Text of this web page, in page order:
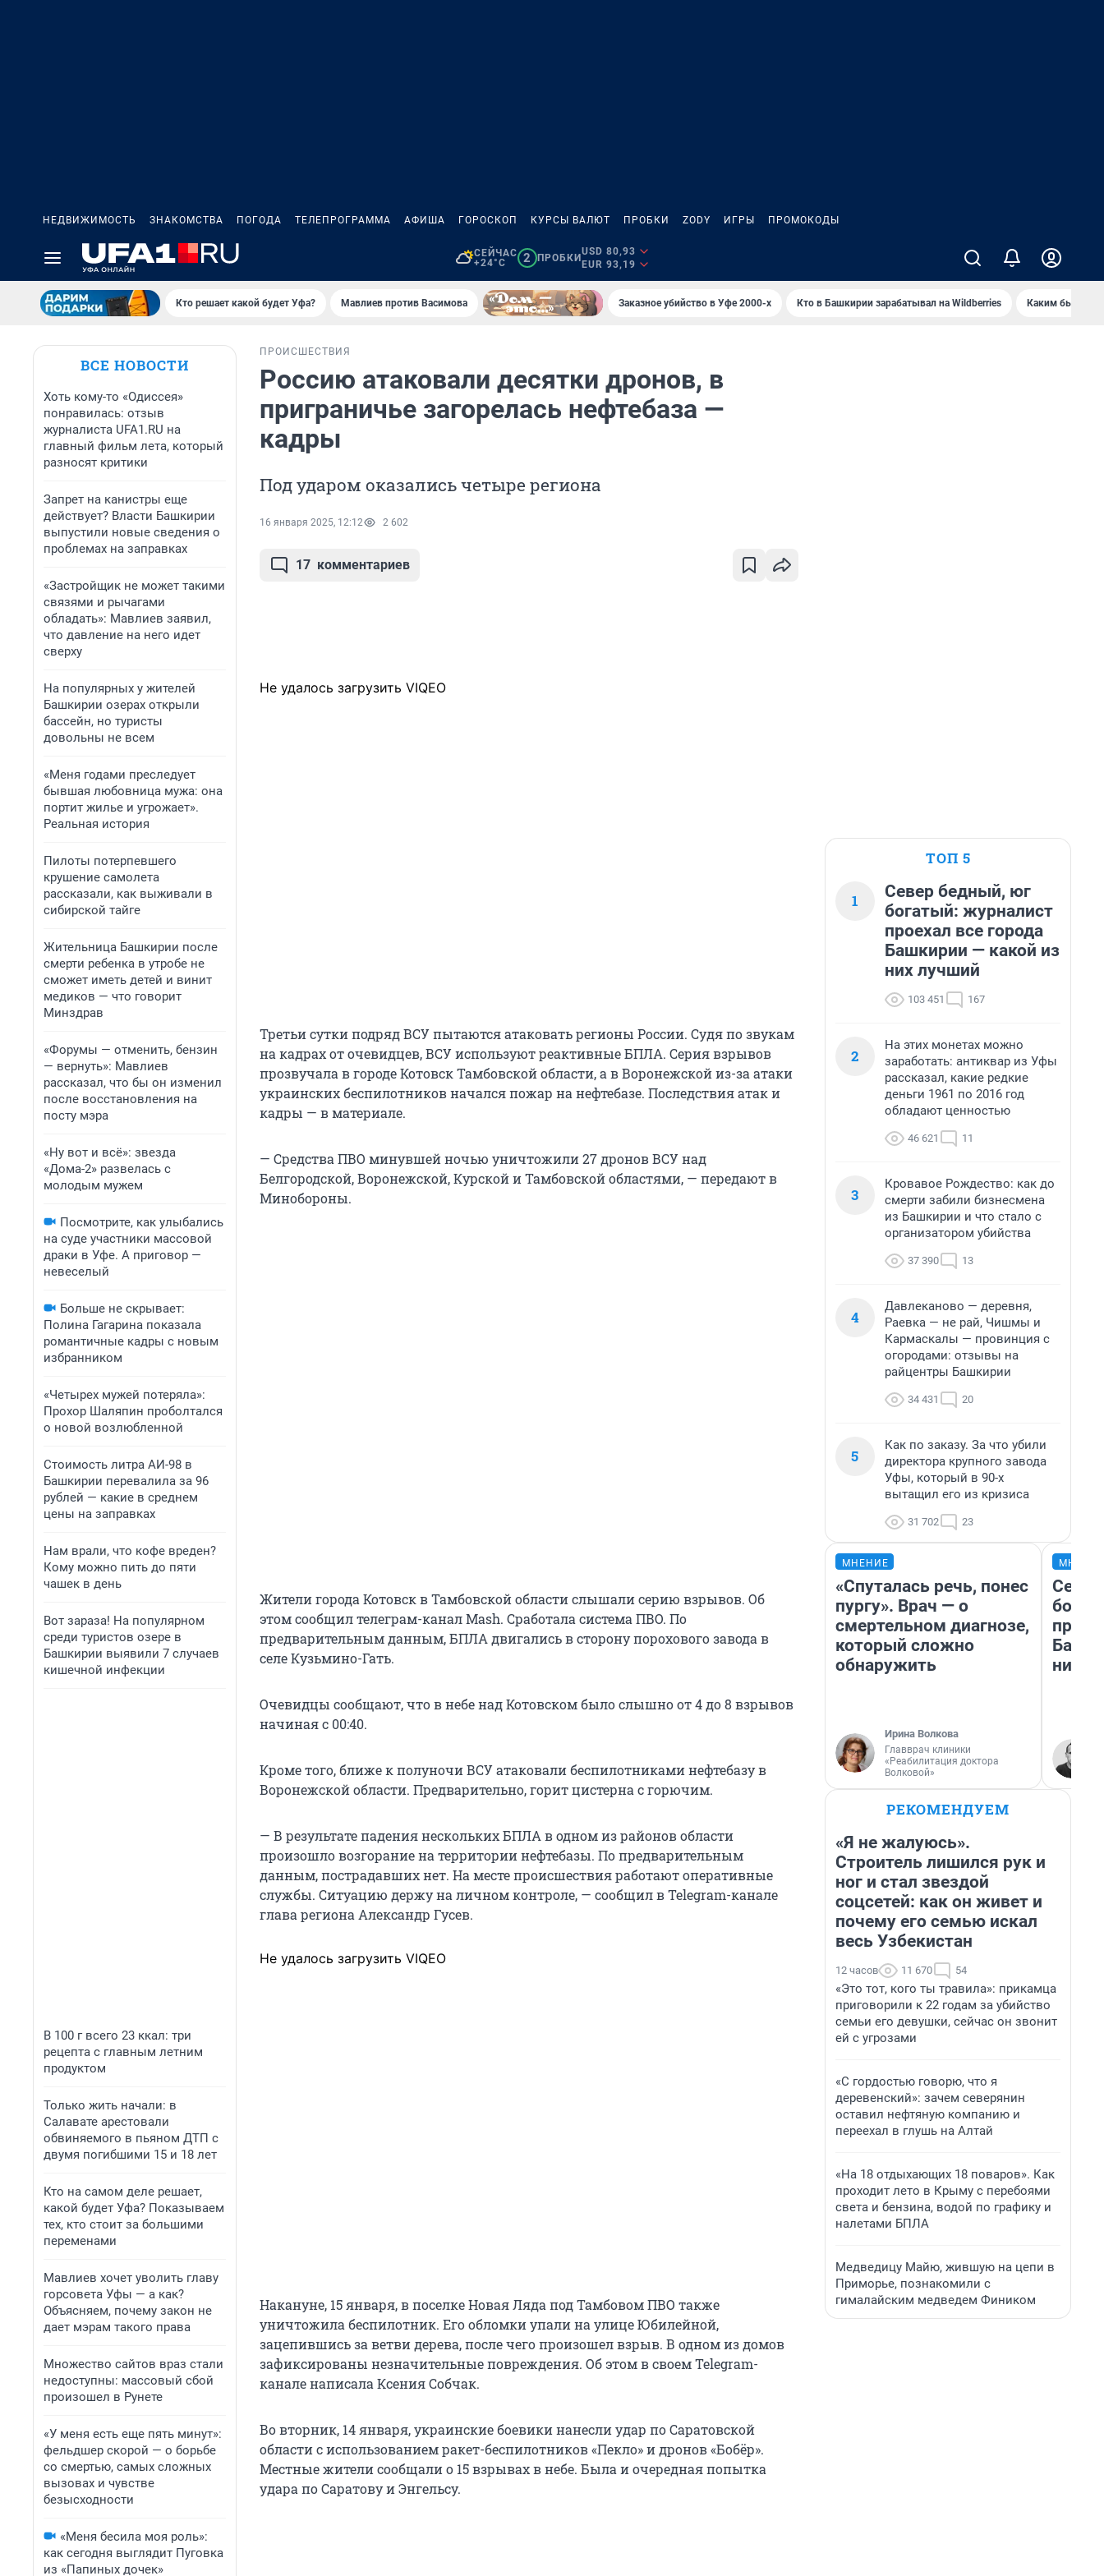
НЕДВИЖИМОСТЬ ЗНАКОМСТВА ПОГОДА ТЕЛЕПРОГРАММА АФИША ГОРОСКОП КУРСЫ ВАЛЮТ ПРОБКИ ZODY ИГРЫ ПРОМОКОДЫ
СЕЙЧАС
+24°C
2 ПРОБКИ
USD 80,93
EUR 93,19
Кто решает какой будет Уфа? Мавлиев против Васимова Заказное убийство в Уфе 2000-х Кто в Башкирии зарабатывал на Wildberries Каким было
ВСЕ НОВОСТИ
Хоть кому-то «Одиссея»
понравилась: отзыв
журналиста UFA1.RU на
главный фильм лета, который
разносят критики
Запрет на канистры еще
действует? Власти Башкирии
выпустили новые сведения о
проблемах на заправках
«Застройщик не может такими
связями и рычагами
обладать»: Мавлиев заявил,
что давление на него идет
сверху
На популярных у жителей
Башкирии озерах открыли
бассейн, но туристы
довольны не всем
«Меня годами преследует
бывшая любовница мужа: она
портит жилье и угрожает».
Реальная история
Пилоты потерпевшего
крушение самолета
рассказали, как выживали в
сибирской тайге
Жительница Башкирии после
смерти ребенка в утробе не
сможет иметь детей и винит
медиков — что говорит
Минздрав
«Форумы — отменить, бензин
— вернуть»: Мавлиев
рассказал, что бы он изменил
после восстановления на
посту мэра
«Ну вот и всё»: звезда
«Дома-2» развелась с
молодым мужем
Посмотрите, как улыбались
на суде участники массовой
драки в Уфе. А приговор —
невеселый
Больше не скрывает:
Полина Гагарина показала
романтичные кадры с новым
избранником
«Четырех мужей потеряла»:
Прохор Шаляпин проболтался
о новой возлюбленной
Стоимость литра АИ-98 в
Башкирии перевалила за 96
рублей — какие в среднем
цены на заправках
Нам врали, что кофе вреден?
Кому можно пить до пяти
чашек в день
Вот зараза! На популярном
среди туристов озере в
Башкирии выявили 7 случаев
кишечной инфекции
В 100 г всего 23 ккал: три
рецепта с главным летним
продуктом
Только жить начали: в
Салавате арестовали
обвиняемого в пьяном ДТП с
двумя погибшими 15 и 18 лет
Кто на самом деле решает,
какой будет Уфа? Показываем
тех, кто стоит за большими
переменами
Мавлиев хочет уволить главу
горсовета Уфы — а как?
Объясняем, почему закон не
дает мэрам такого права
Множество сайтов враз стали
недоступны: массовый сбой
произошел в Рунете
«У меня есть еще пять минут»:
фельдшер скорой — о борьбе
со смертью, самых сложных
вызовах и чувстве
безысходности
«Меня бесила моя роль»:
как сегодня выглядит Пуговка
из «Папиных дочек»
ПРОИСШЕСТВИЯ
Россию атаковали десятки дронов, в
приграничье загорелась нефтебаза —
кадры
Под ударом оказались четыре региона
16 января 2025, 12:12 2 602
17 комментариев
Не удалось загрузить VIQEO
Третьи сутки подряд ВСУ пытаются атаковать регионы России. Судя по звукам
на кадрах от очевидцев, ВСУ используют реактивные БПЛА. Серия взрывов
прозвучала в городе Котовск Тамбовской области, а в Воронежской из-за атаки
украинских беспилотников начался пожар на нефтебазе. Последствия атак и
кадры — в материале.
— Средства ПВО минувшей ночью уничтожили 27 дронов ВСУ над
Белгородской, Воронежской, Курской и Тамбовской областями, — передают в
Минобороны.
Жители города Котовск в Тамбовской области слышали серию взрывов. Об
этом сообщил телеграм-канал Mash. Сработала система ПВО. По
предварительным данным, БПЛА двигались в сторону порохового завода в
селе Кузьмино-Гать.
Очевидцы сообщают, что в небе над Котовском было слышно от 4 до 8 взрывов
начиная с 00:40.
Кроме того, ближе к полуночи ВСУ атаковали беспилотниками нефтебазу в
Воронежской области. Предварительно, горит цистерна с горючим.
— В результате падения нескольких БПЛА в одном из районов области
произошло возгорание на территории нефтебазы. По предварительным
данным, пострадавших нет. На месте происшествия работают оперативные
службы. Ситуацию держу на личном контроле, — сообщил в Telegram-канале
глава региона Александр Гусев.
Не удалось загрузить VIQEO
Накануне, 15 января, в поселке Новая Ляда под Тамбовом ПВО также
уничтожила беспилотник. Его обломки упали на улице Юбилейной,
зацепившись за ветви дерева, после чего произошел взрыв. В одном из домов
зафиксированы незначительные повреждения. Об этом в своем Telegram-
канале написала Ксения Собчак.
Во вторник, 14 января, украинские боевики нанесли удар по Саратовской
области с использованием ракет-беспилотников «Пекло» и дронов «Бобёр».
Местные жители сообщали о 15 взрывах в небе. Была и очередная попытка
удара по Саратову и Энгельсу.
ТОП 5
1
Север бедный, юг
богатый: журналист
проехал все города
Башкирии — какой из
них лучший
103 451 167
2
На этих монетах можно
заработать: антиквар из Уфы
рассказал, какие редкие
деньги 1961 по 2016 год
обладают ценностью
46 621 11
3
Кровавое Рождество: как до
смерти забили бизнесмена
из Башкирии и что стало с
организатором убийства
37 390 13
4
Давлеканово — деревня,
Раевка — не рай, Чишмы и
Кармаскалы — провинция с
огородами: отзывы на
райцентры Башкирии
34 431 20
5
Как по заказу. За что убили
директора крупного завода
Уфы, который в 90-х
вытащил его из кризиса
31 702 23
МНЕНИЕ
«Спуталась речь, понес
пургу». Врач — о
смертельном диагнозе,
который сложно
обнаружить
Ирина Волкова
Главврач клиники
«Реабилитация доктора
Волковой»
них
РЕКОМЕНДУЕМ
«Я не жалуюсь».
Строитель лишился рук и
ног и стал звездой
соцсетей: как он живет и
почему его семью искал
весь Узбекистан
12 часов 11 670 54
«Это тот, кого ты травила»: прикамца
приговорили к 22 годам за убийство
семьи его девушки, сейчас он звонит
ей с угрозами
«С гордостью говорю, что я
деревенский»: зачем северянин
оставил нефтяную компанию и
переехал в глушь на Алтай
«На 18 отдыхающих 18 поваров». Как
проходит лето в Крыму с перебоями
света и бензина, водой по графику и
налетами БПЛА
Медведицу Майю, жившую на цепи в
Приморье, познакомили с
гималайским медведем Фиником